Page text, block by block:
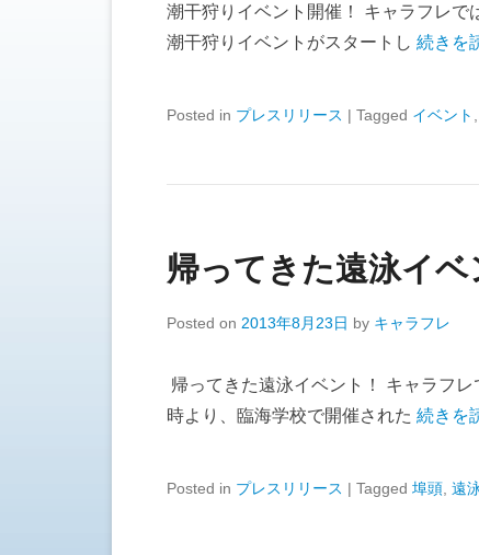
潮干狩りイベント開催！ キャラフレで
潮干狩りイベントがスタートし 続きを
Posted in プレスリリース | Tagged イベント
帰ってきた遠泳イ
Posted on 2013年8月23日 by キャラフレ
帰ってきた遠泳イベント！ キャラフ
時より、臨海学校で開催された 続きを
Posted in プレスリリース | Tagged 埠頭 遠